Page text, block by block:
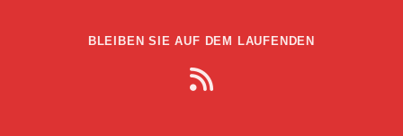
BLEIBEN SIE AUF DEM LAUFENDEN